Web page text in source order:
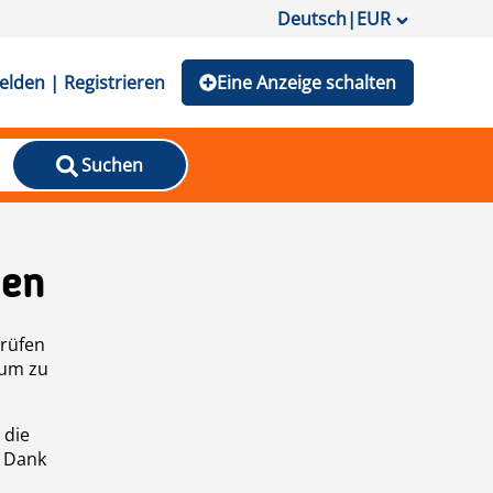
Deutsch|EUR
| Registrieren Eine Anzeige schalten
Suchen
zu
die